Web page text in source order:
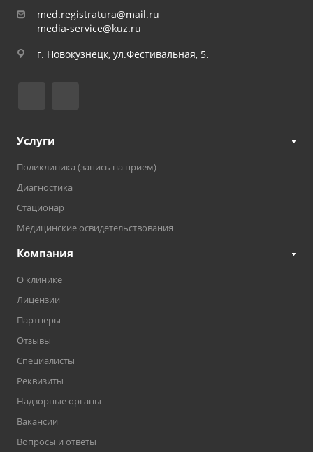
med.registratura@mail.ru
media-service@kuz.ru
г. Новокузнецк, ул.Фестивальная, 5.
Услуги
Поликлиника (запись на прием)
Диагностика
Стационар
Медицинские освидетельствования
Компания
О клинике
Лицензии
Партнеры
Отзывы
Специалисты
Реквизиты
Надзорные органы
Вакансии
Вопросы и ответы